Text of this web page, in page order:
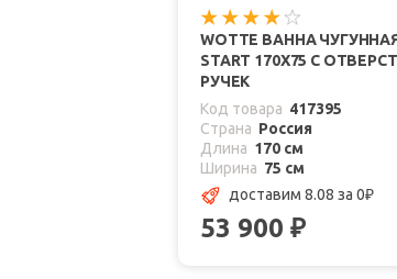
WOTTE ВАННА
START 170Х75 C
РУЧЕК
Код товара 417395
Страна Россия
Длина 170 см
Ширина 75 см
доставим 8.08 за 0₽
53 900 ₽